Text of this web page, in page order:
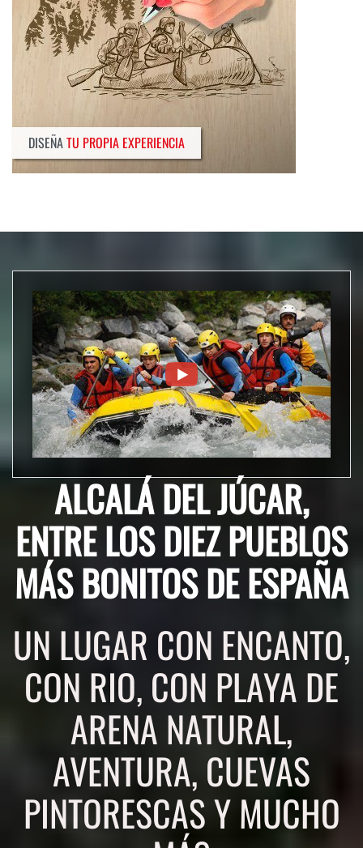
DISEÑATU PROPIA EXPERIENCIA
ALCALÁ DEL JÚCAR,
ENTRE LOS DIEZ PUEBLOS
MÁS BONITOS DE ESPAÑA
UN LUGAR CON ENCANTO,
CON RIO, CON PLAYA DE
ARENA NATURAL,
AVENTURA, CUEVAS
PINTORESCAS Y MUCHO